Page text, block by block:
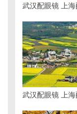
武汉配眼镜 上
武汉配眼镜 上